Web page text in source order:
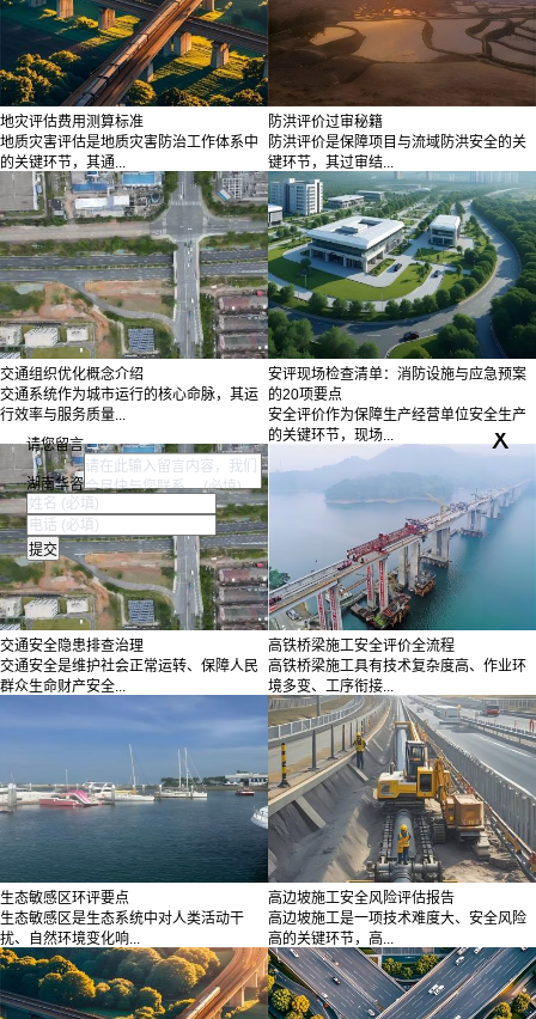
地灾评估费用测算标准
地质灾害评估是地质灾害防治工作体系中
的关键环节，其通...
防洪评价过审秘籍
防洪评价是保障项目与流域防洪安全的关
键环节，其过审结...
交通组织优化概念介绍
交通系统作为城市运行的核心命脉，其运
行效率与服务质量...
安评现场检查清单：消防设施与应急预案
的20项要点
安全评价作为保障生产经营单位安全生产
的关键环节，现场...
交通安全隐患排查治理
交通安全是维护社会正常运转、保障人民
群众生命财产安全...
高铁桥梁施工安全评价全流程
高铁桥梁施工具有技术复杂度高、作业环
境多变、工序衔接...
生态敏感区环评要点
生态敏感区是生态系统中对人类活动干
扰、自然环境变化响...
高边坡施工安全风险评估报告
高边坡施工是一项技术难度大、安全风险
高的关键环节，高...
请您留言 x
湖南华咨